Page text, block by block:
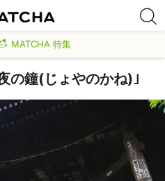
MATCHA 特集
の鐘(じょやのかね)｣